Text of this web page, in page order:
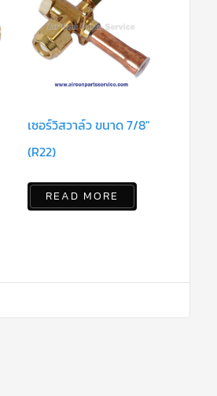
เซอร์วิสวาล์ว ขนาด 7/8″
(R22)
READ MORE